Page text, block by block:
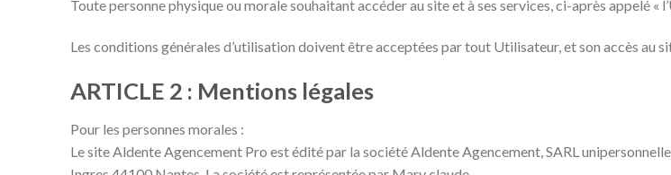
Toute personne physique ou morale souhaitant accéder au site et à ses services, ci-après appelé «
Les conditions générales d’utilisation doivent être acceptées par tout Utilisateur, et son accès au
ARTICLE 2 : Mentions légales
Pour les personnes morales :
Le site Aldente Agencement Pro est édité par la société Aldente Agencement, SARL